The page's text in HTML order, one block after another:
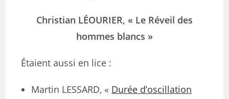
Christian LÉOURIER, « Le Réveil des
hommes blancs »
Étaient aussi en lice :
Martin LESSARD, « Durée d’oscillation